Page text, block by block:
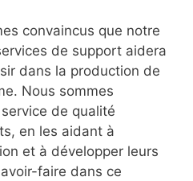
convaincus que notre
de support aidera
dans la production de
Nous sommes
de qualité
en les aidant à
et à développer leurs
faire dans ce